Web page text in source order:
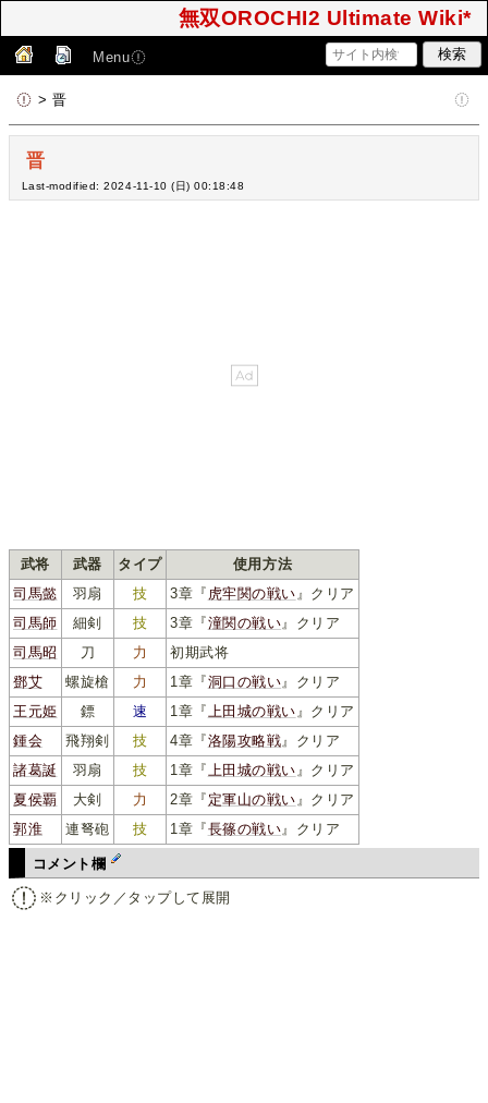
無双OROCHI2 Ultimate Wiki*
Menu
> 晋
晋
Last-modified: 2024-11-10 (日) 00:18:48
武将 武器 タイプ
使用方法
司馬懿
羽扇 技 3章『 虎牢関の戦い』クリア
司馬師
細剣 技 3章『潼関の戦い』クリア
司馬昭
刀 力
初期武将
鄧艾
螺旋槍 力 1章『洞口の戦い』クリア
王元姫
鏢 速 1章『上田城の戦い』クリア
鍾会
飛翔剣 技 4章『洛陽攻略戦』クリア
諸葛誕
羽扇 技 1章『上田城の戦い』クリア
夏侯覇
大剣 力 2章『 定軍山の戦い』クリア
郭淮
連弩砲 技 1章『長篠の戦い』クリア
コメント欄
※クリック／タップして展開